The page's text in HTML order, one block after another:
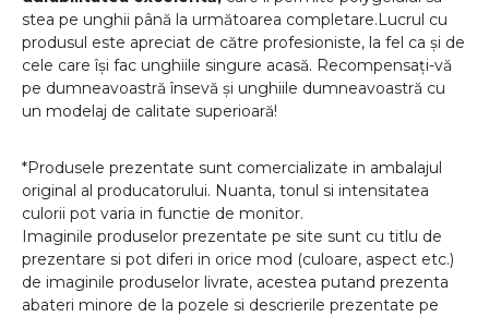
stea pe unghii până la următoarea completare.Lucrul cu
produsul este apreciat de către profesioniste, la fel ca și de
cele care își fac unghiile singure acasă. Recompensați-vă
pe dumneavoastră însevă și unghiile dumneavoastră cu
un modelaj de calitate superioară!
*Produsele prezentate sunt comercializate in ambalajul
original al producatorului. Nuanta, tonul si intensitatea
culorii pot varia in functie de monitor.
Imaginile produselor prezentate pe site sunt cu titlu de
prezentare si pot diferi in orice mod (culoare, aspect etc.)
de imaginile produselor livrate, acestea putand prezenta
abateri minore de la pozele si descrierile prezentate pe